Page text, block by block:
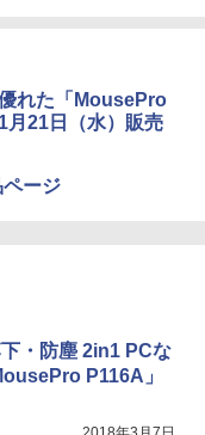
れた「MousePro
月21日（水）販売
ージ
・防塵 2in1 PCな
P116A」